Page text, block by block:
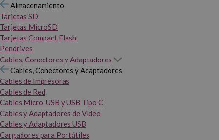
Almacenamiento
Tarjetas SD
Tarjetas MicroSD
Tarjetas Compact Flash
Pendrives
Cables, Conectores y Adaptadores
Cables, Conectores y Adaptadores
Cables de Impresoras
Cables de Red
Cables Micro-USB y USB Tipo C
Cables y Adaptadores de Vídeo
Cables y Adaptadores USB
Cargadores para Portátiles